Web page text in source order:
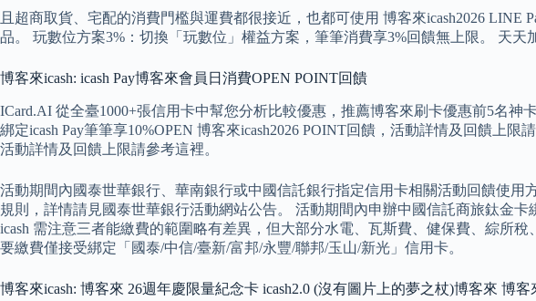
且超商取貨、宅配的消費門檻與運費都很接近，也都可使用 博客來icash2026
品。 玩數位方案3%：切換「玩數位」權益方案，筆筆消費享3%回饋無上限。 天天
博客來icash: icash Pay博客來會員日消費OPEN POINT回饋
ICard.AI 從全臺1000+張信用卡中幫您分析比較優惠，推薦博客來刷卡優惠前5名
綁定icash Pay筆筆享10%OPEN 博客來icash2026 POINT回饋，活動詳情及回饋上
活動詳情及回饋上限請參考這裡。
活動期間內國泰世華銀行、華南銀行或中國信託銀行指定信用卡相關活動回饋使
規則，詳情請見國泰世華銀行活動網站公告。 活動期間內申辦中國信託商旅鈦金
icash 需注意三者能繳費的範圍略有差異，但大部分水電、瓦斯費、健保費、綜所稅
要繳費僅接受綁定「國泰/中信/臺新/富邦/永豐/聯邦/玉山/新光」信用卡。
博客來icash: 博客來 26週年慶限量紀念卡 icash2.0 (沒有圖片上的夢之杖)博客來 博